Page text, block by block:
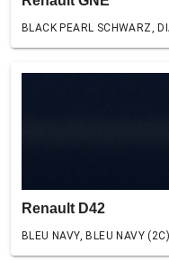
BLACK PEARL SCHWARZ,
Renault D42
BLEU NAVY, BLEU NAVY